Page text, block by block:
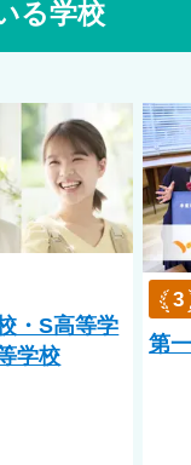
る学校
・S高等学
学校
3
第